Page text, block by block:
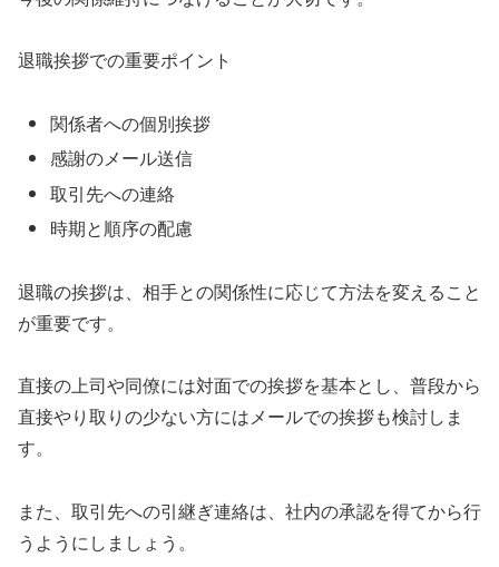
退職挨拶での重要ポイント
関係者への個別挨拶
感謝のメール送信
取引先への連絡
時期と順序の配慮
退職の挨拶は、相手との関係性に応じて方法を変えること
が重要です。
直接の上司や同僚には対面での挨拶を基本とし、普段から
直接やり取りの少ない方にはメールでの挨拶も検討しま
す。
また、取引先への引継ぎ連絡は、社内の承認を得てから行
うようにしましょう。